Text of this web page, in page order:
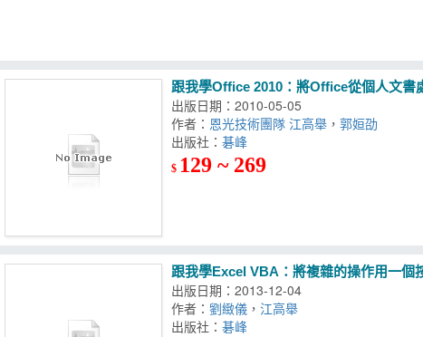
跟我學Office 2010：將Office從個人文書
出版日期：2010-05-05
作者： 恩光技術團隊 江高舉 ，郭姮劭
出版社：
$ 129 ~ 269
跟我學Excel VBA：將複雜的操作用一個
出版日期：2013-12-04
作者：劉緻儀 ，江高舉
出版社：